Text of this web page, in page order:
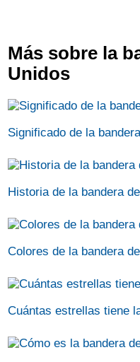
Más sobre la
Unidos
Significado de la
Historia de la bandera
Colores de la bandera
Cuántas estrellas tiene